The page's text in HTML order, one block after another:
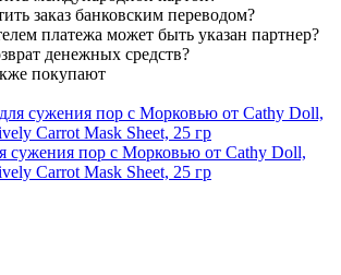
заказ банковским переводом?
платежа может быть указан партнер?
денежных средств?
покупают
сужения пор с Морковью от Cathy Doll,
Carrot Mask Sheet, 25 гр